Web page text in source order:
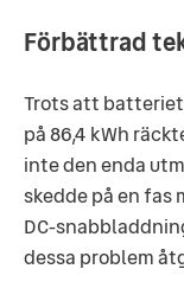
Förbättrad
Trots att
på 86,4 kWh
inte den enda
skedde på en fas
DC-
dessa problem